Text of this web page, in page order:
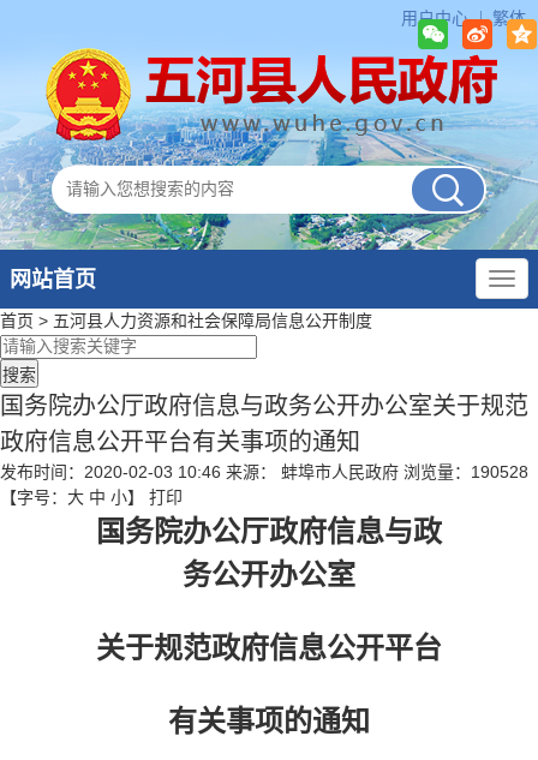
用户中心 繁体
网站首页
首页 > 五河县人力资源和社会保障局信息公开制度
国务院办公厅政府信息与政务公开办公室关于规范
政府信息公开平台有关事项的通知
发布时间：2020-02-03 10:46 来源： 蚌埠市人民政府 浏览量： 190528
【字号： 大 中 小】 打印
国务院办公厅政府信息与政
务公开办公室
关于规范政府信息公开平台
有关事项的通知